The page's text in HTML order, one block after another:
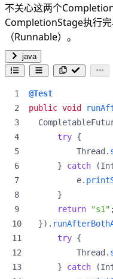
不关心这两个
CompletionStage执行
（Runnable）。
java
@Test
public void
try {
Thread .
}
catch (
e.
}
return
"s1" ;
}).
try {
Thread .
}
catch (